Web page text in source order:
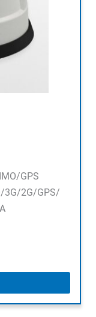
GPS
3G/2G/GPS/